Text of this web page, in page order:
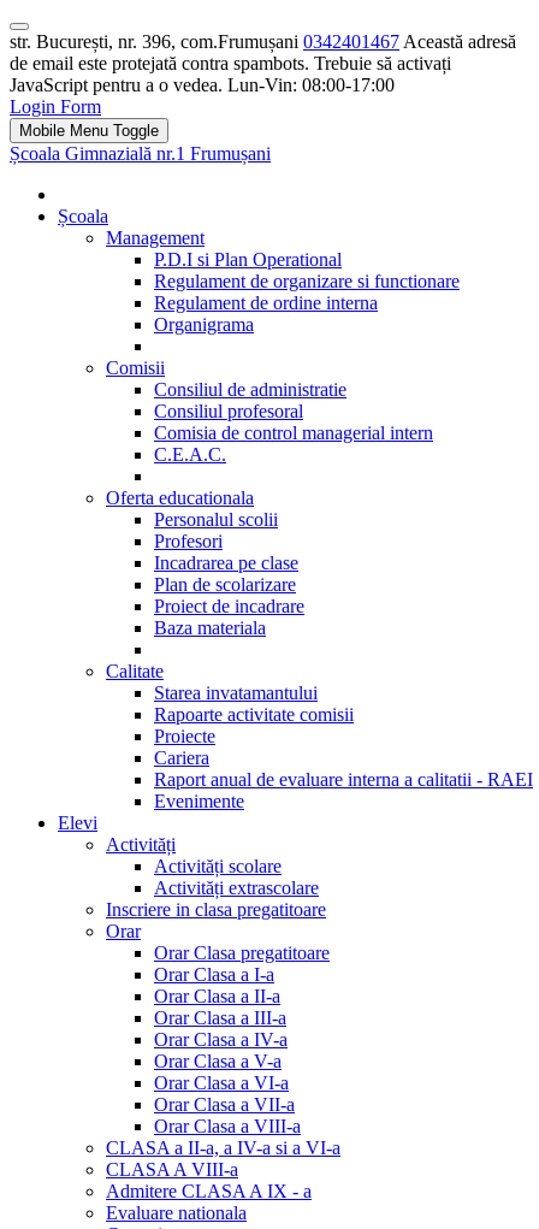
str. București, nr. 396, com.Frumușani 0342401467 Această adresă
de email este protejată contra spambots. Trebuie să activați
JavaScript pentru a o vedea. Lun-Vin: 08:00-17:00
Login Form
Mobile Menu Toggle
Școala Gimnazială nr.1 Frumușani
Școala
Management
P.D.I si Plan Operational
Regulament de organizare si functionare
Regulament de ordine interna
Organigrama
Comisii
Consiliul de administratie
Consiliul profesoral
Comisia de control managerial intern
C.E.A.C.
Oferta educationala
Personalul scolii
Profesori
Incadrarea pe clase
Plan de scolarizare
Proiect de incadrare
Baza materiala
Calitate
Starea invatamantului
Rapoarte activitate comisii
Proiecte
Cariera
Raport anual de evaluare interna a calitatii - RAEI
Evenimente
Elevi
Activități
Activități scolare
Activități extrascolare
Inscriere in clasa pregatitoare
Orar
Orar Clasa pregatitoare
Orar Clasa a I-a
Orar Clasa a II-a
Orar Clasa a III-a
Orar Clasa a IV-a
Orar Clasa a V-a
Orar Clasa a VI-a
Orar Clasa a VII-a
Orar Clasa a VIII-a
CLASA a II-a, a IV-a si a VI-a
CLASA A VIII-a
Admitere CLASA A IX - a
Evaluare nationala